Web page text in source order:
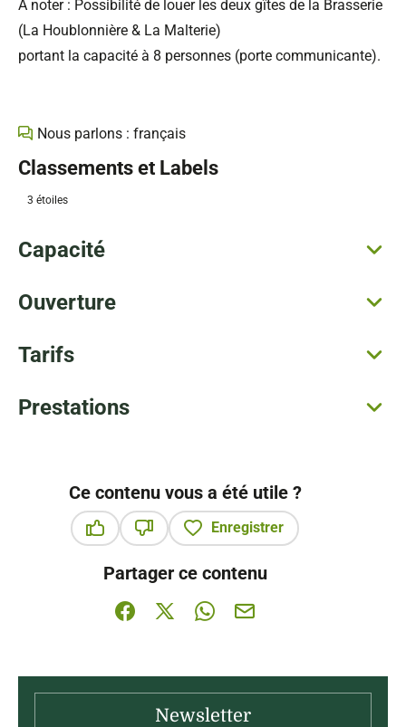
A noter : Possibilité de louer les deux gîtes de la Brasserie
(La Houblonnière & La Malterie)
portant la capacité à 8 personnes (porte communicante).
Nous parlons : français
Classements et Labels
3 étoiles
Capacité
Ouverture
Tarifs
Prestations
Ce contenu vous a été utile ?
Enregistrer
Partager ce contenu
Partager sur Facebook (nouvelle fenêtre)
Partager sur X / Twitter (nouvelle
Partager sur WhatsApp
Partager par mail
Newsletter